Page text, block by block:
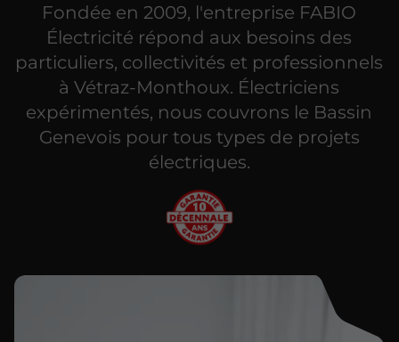
Fondée en 2009, l'entreprise FABIO
Électricité répond aux besoins des
particuliers, collectivités et professionnels
à Vétraz-Monthoux. Électriciens
expérimentés, nous couvrons le Bassin
Genevois pour tous types de projets
électriques.